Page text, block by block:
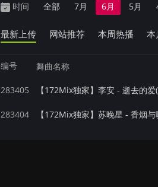
时间 全部 7月 6月 5月
最新上传 网站推荐 本周热播 本
编号 舞曲名称
283405 【172Mix独家】李安 - 逝去的
283404 【172Mix独家】苏晚星 - 香烟